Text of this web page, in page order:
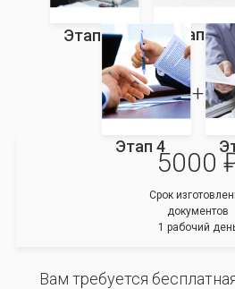
Этап 1 Этап 2
Этап 4
5000
Срок
документов
1 рабочий
Вам требуется